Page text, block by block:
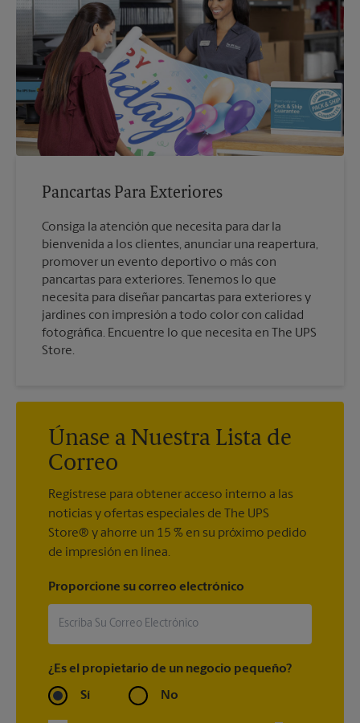
Pancartas Para Exteriores
Consiga la atención que necesita para dar la
bienvenida a los clientes, anunciar una reapertura,
promover un evento deportivo o más con
pancartas para exteriores. Tenemos lo que
necesita para diseñar pancartas para exteriores y
jardines con impresión a todo color con calidad
fotográfica. Encuentre lo que necesita en The UPS
Store.
Únase a Nuestra Lista de
Correo
Regístrese para obtener acceso interno a las
noticias y ofertas especiales de The UPS
Store® y ahorre un 15 % en su próximo pedido
de impresión en línea.
Proporcione su correo electrónico
¿Es el propietario de un negocio pequeño?
Sí No